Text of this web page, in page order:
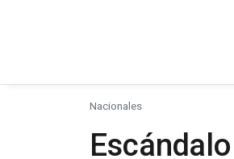
Nacionales